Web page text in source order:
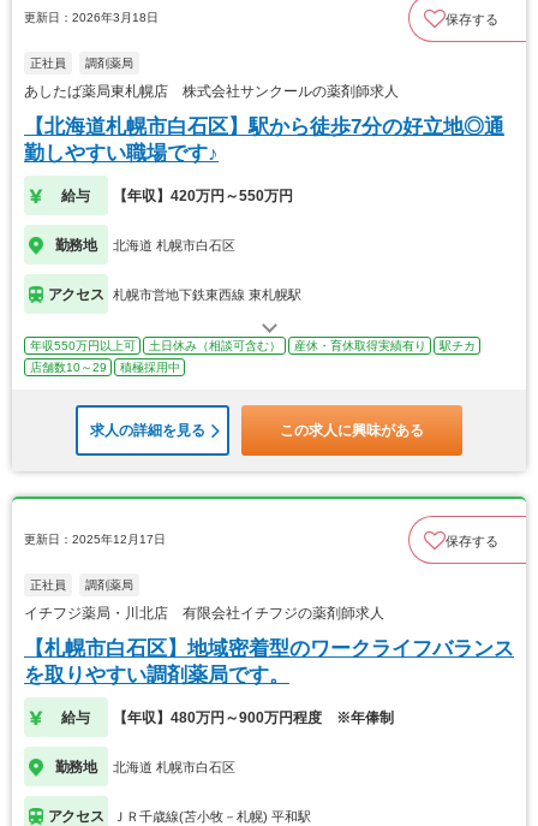
更新日：2026年3月18日 保存する
正社員 調剤薬局
あしたば薬局東札幌店 株式会社サンクールの薬剤師求人
【北海道札幌市白石区】駅から徒歩7分の好立地◎通
勤しやすい職場です♪
給与 【年収】420万円～550万円
勤務地 北海道 札幌市白石区
アクセス 札幌市営地下鉄東西線 東札幌駅
年収550万円以上可 土日休み（相談可含む） 産休・育休取得実績有り
駅チカ
店舗数10～29
積極採用中
求人の詳細を見る この求人に興味がある
更新日：2025年12月17日 保存する
正社員 調剤薬局
イチフジ薬局・川北店 有限会社イチフジの薬剤師求人
【札幌市白石区】地域密着型のワークライフバランス
を取りやすい調剤薬局です。
給与 【年収】480万円～900万円程度 ※年俸制
勤務地 北海道 札幌市白石区
アクセス ＪＲ千歳線(苫小牧－札幌) 平和駅